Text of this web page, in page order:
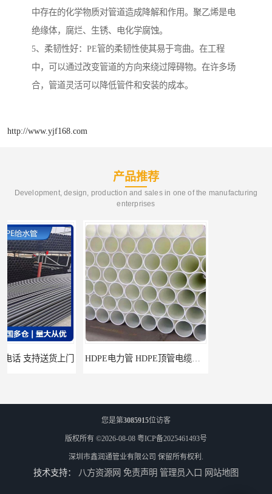
中存在的化学物质对管道造成降解和作用。聚乙烯是电
绝缘体，腐烂、生锈、电化学腐蚀。
5、柔韧性好：PE管的柔韧性使其易于弯曲。在工程
中，可以通过改变管道的方向来绕过障碍物。在许多场
合，管道灵活可以降低管件和安装的成本。
http://www.yjf168.com
产品推荐
Development, design, production and sales in one of the manufacturing
enterprises
HDPE电力管 HDPE顶管电缆管保护套管
您是第3085915位访客
版权所有 ©2026-08-08 粤ICP备2025461493号
深圳市鑫润通管业有限公司 保留所有权利.
技术支持： 八方资源网 免责声明 管理员入口 网站地图